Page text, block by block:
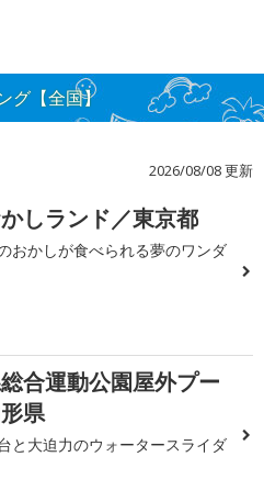
グ【全国】
2026/08/08 更新
しランド／東京都
おかしが食べられる夢のワンダ
合運動公園屋外プー
県
と大迫力のウォータースライダ